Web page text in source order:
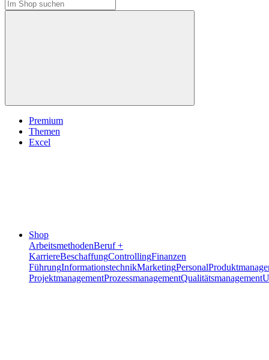
Premium
Themen
Excel
Shop
ArbeitsmethodenBeruf +
KarriereBeschaffungControllingFinanzen
FührungInformationstechnikMarketingPersonal
ProjektmanagementProzessmanagementQualitätsmanagement